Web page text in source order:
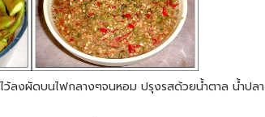
ว้ลงผัดบนไฟกลางๆจนหอม ปรุงรสด้วยน้ำตาล น้ำปลา